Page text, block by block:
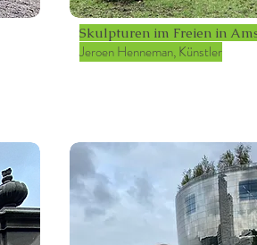
Skulpturen im Freien in
Jeroen Henneman, Künstler